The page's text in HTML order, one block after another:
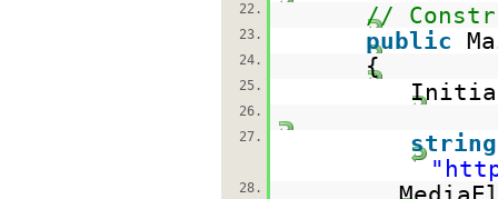
22.
//
23. public
24. {
25.
26.
27.
string
"
28.